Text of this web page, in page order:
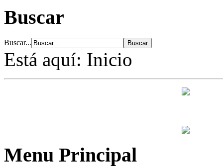
Buscar
Buscar...
Está aquí: Inicio
Menu Principal